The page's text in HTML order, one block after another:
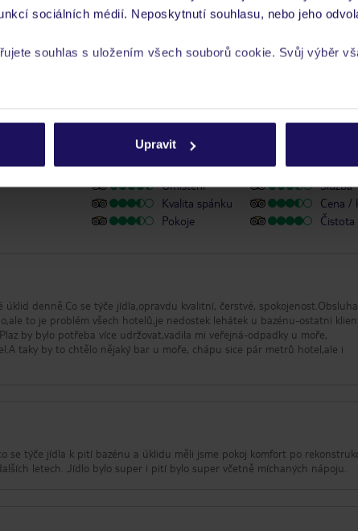
sociálních médií. Neposkytnutí souhlasu, nebo jeho
souhlas s uložením všech souborů cookie. Svůj výběr
cookie naleznete vzásadách používání souborů cookiea
Upravit
postižením
Umístění
Kvalita spánku
Pokoje
Služba
Cena /
Čistota
úklid denně.Co se týče jídla,opravdu kvalitní, čerstvé, spokojenost.Obsluha
to je problém všech hotelů,je nedostek lehátek u bazénu-ostatni
u moře,
taky by to chtělo nějaký bar u moře, chápu sice pár metrů hotel,ale i
se týče jídla k pití bazénu a úklidu měli jsme pokoj komfort po
letech. Jídlo bylo super i pití bylo super včetně míchaných nápoju.